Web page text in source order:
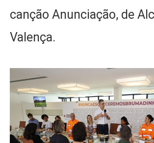
canção Anunciação, de
Valença.